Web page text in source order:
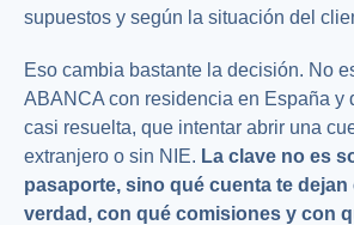
supuestos y según la situación del
Eso cambia bastante la decisión. No
ABANCA con residencia en España y
casi resuelta, que intentar abrir una
extranjero o sin NIE. La clave no es
pasaporte, sino qué cuenta te
verdad, con qué comisiones y con